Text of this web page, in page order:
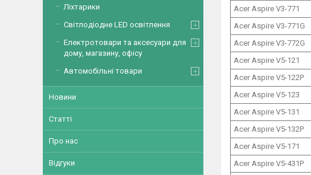
Acer Aspire V3-771
Acer Aspire V3-771G
Acer Aspire V3-772G
Acer Aspire V5-121
Acer Aspire V5-122P
Acer Aspire V5-123
Acer Aspire V5-131
Acer Aspire V5-132P
Acer Aspire V5-171
Acer Aspire V5-431P
Ліхтарики
Світлодіодне LED освітлення
Електротовари та аксесуари для
дому, магазину, офісу
Автомобільні товари
Новини
Статті
Про нас
Відгуки